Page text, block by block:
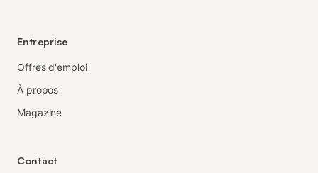
Entreprise
Offres d'emploi
À propos
Magazine
Contact